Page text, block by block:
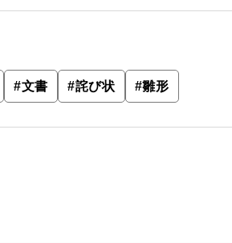
#文書 #詫び状 #雛形